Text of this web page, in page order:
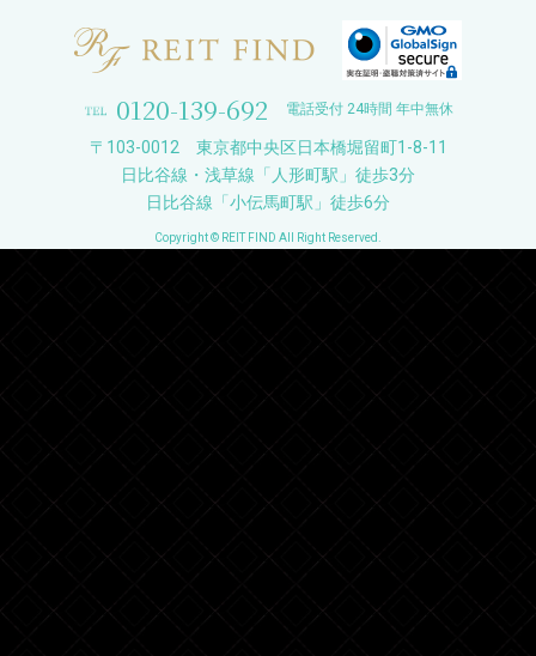
0120-139-692 電話受付 24時間 年中無休
〒103-0012 東京都中央区日本橋堀留町1-8-11
日比谷線・浅草線「人形町駅」徒歩3分
日比谷線「小伝馬町駅」徒歩6分
Copyright © REIT FIND All Right Reserved.